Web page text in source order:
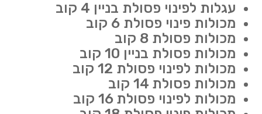
עגלות לפינוי פסולת בניין 4 קוב
מכולות פינוי פסולת 6 קוב
מכולות פסולת 8 קוב
מכולות פסולת בניין 10 קוב
מכולות לפינוי פסולת 12 קוב
מכולות פסולת 14 קוב
מכולות לפינוי פסולת 16 קוב